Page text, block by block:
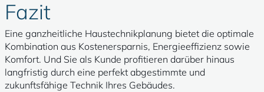
Fazit
Eine ganzheitliche Haustechnikplanung bietet die optimale
Kombination aus Kostenersparnis, Energieeffizienz sowie
Komfort. Und Sie als Kunde profitieren darüber hinaus
langfristig durch eine perfekt abgestimmte und
zukunftsfähige Technik Ihres Gebäudes.